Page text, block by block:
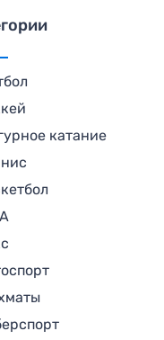
катание